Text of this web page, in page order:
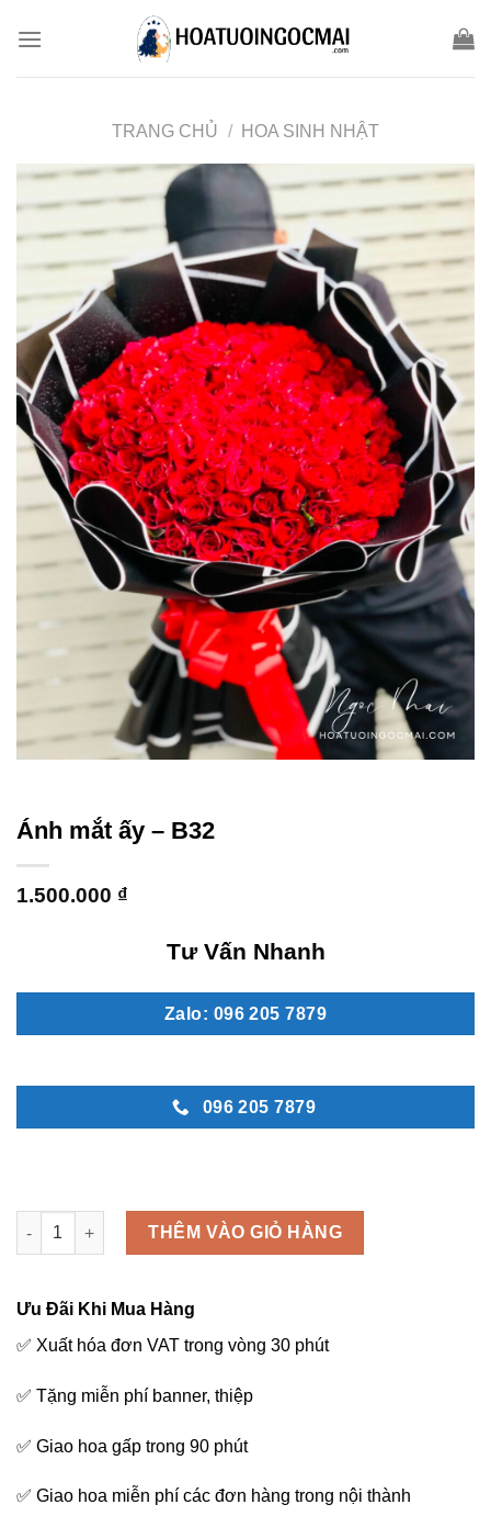
TRANG CHỦ / HOA SINH NHẬT
Ánh mắt ấy – B32
1.500.000 ₫
Tư Vấn Nhanh
Zalo: 096 205 7879
096 205 7879
Ánh mắt ấy - B32 số lượng
THÊM VÀO GIỎ HÀNG
Ưu Đãi Khi Mua Hàng
✅ Xuất hóa đơn VAT trong vòng 30 phút
✅ Tặng miễn phí banner, thiệp
✅ Giao hoa gấp trong 90 phút
✅ Giao hoa miễn phí các đơn hàng trong nội thành